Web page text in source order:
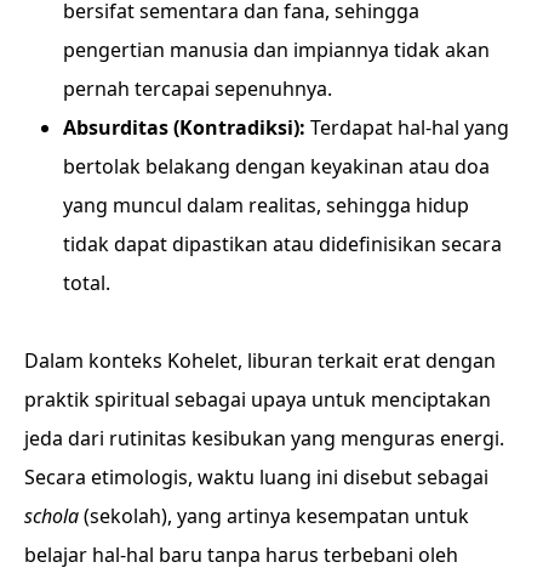
bersifat sementara dan fana, sehingga
pengertian manusia dan impiannya tidak akan
pernah tercapai sepenuhnya.
Absurditas (Kontradiksi): Terdapat hal-hal yang
bertolak belakang dengan keyakinan atau doa
yang muncul dalam realitas, sehingga hidup
tidak dapat dipastikan atau didefinisikan secara
total.
Dalam konteks Kohelet, liburan terkait erat dengan
praktik spiritual sebagai upaya untuk menciptakan
jeda dari rutinitas kesibukan yang menguras energi.
Secara etimologis, waktu luang ini disebut sebagai
schola(sekolah), yang artinya kesempatan untuk
belajar hal-hal baru tanpa harus terbebani oleh